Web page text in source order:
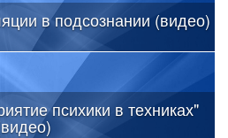
в подсознании (видео)
психики в техниках"